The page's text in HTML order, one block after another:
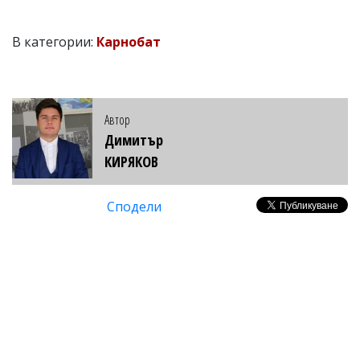
В категории: Карнобат
Автор
Димитър
КИРЯКОВ
Сподели